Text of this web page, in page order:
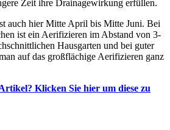
Zeit ihre Drainagewirkung erfüllen.
auch hier Mitte April bis Mitte Juni. Bei
ist ein Aerifizieren im Abstand von 3-
Hausgarten und bei guter
auf das großflächige Aerifizieren ganz
Klicken Sie hier um diese zu